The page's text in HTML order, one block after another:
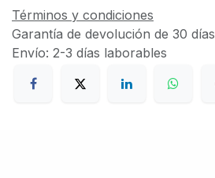
Términos y condiciones
Garantía de devolución de 30 días
Envío: 2-3 días laborables